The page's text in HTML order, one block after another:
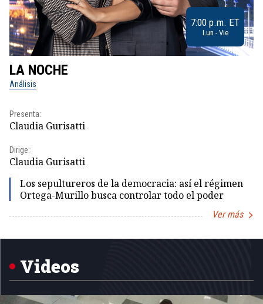
7:00 p.m. ET
Lun - Vie
LA NOCHE
Análisis
Presenta:
Claudia Gurisatti
Dirige:
Claudia Gurisatti
Los sepultureros de la democracia: así el régimen
Ortega-Murillo busca controlar todo el poder
Ver más
1
Videos